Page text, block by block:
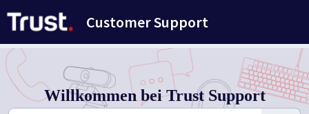
Customer Support
Willkommen bei Trust Support